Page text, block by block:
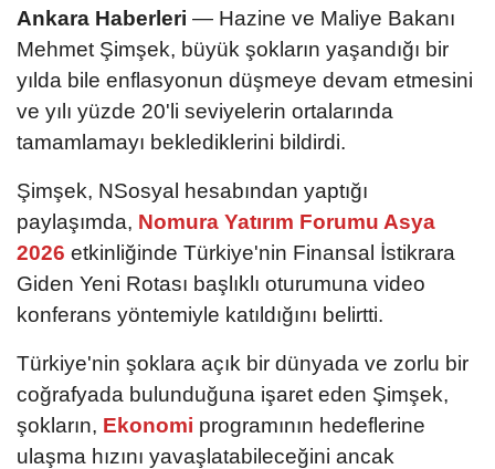
Ankara Haberleri — Hazine ve Maliye Bakanı
Mehmet Şimşek, büyük şokların yaşandığı bir
yılda bile enflasyonun düşmeye devam etmesini
ve yılı yüzde 20'li seviyelerin ortalarında
tamamlamayı beklediklerini bildirdi.
Şimşek, NSosyal hesabından yaptığı
paylaşımda, Nomura Yatırım Forumu Asya
2026 etkinliğinde Türkiye'nin Finansal İstikrara
Giden Yeni Rotası başlıklı oturumuna video
konferans yöntemiyle katıldığını belirtti.
Türkiye'nin şoklara açık bir dünyada ve zorlu bir
coğrafyada bulunduğuna işaret eden Şimşek,
şokların, Ekonomi programının hedeflerine
ulaşma hızını yavaşlatabileceğini ancak